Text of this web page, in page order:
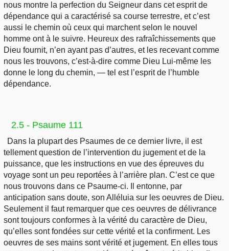
nous montre la perfection du Seigneur dans cet esprit de
dépendance qui a caractérisé sa course terrestre, et c’est
aussi le chemin où ceux qui marchent selon le nouvel
homme ont à le suivre. Heureux des rafraîchissements que
Dieu fournit, n’en ayant pas d’autres, et les recevant comme
nous les trouvons, c’est-à-dire comme Dieu Lui-même les
donne le long du chemin, — tel est l’esprit de l’humble
dépendance.
2.5 - Psaume 111
Dans la plupart des Psaumes de ce dernier livre, il est
tellement question de l’intervention du jugement et de la
puissance, que les instructions en vue des épreuves du
voyage sont un peu reportées à l’arrière plan. C’est ce que
nous trouvons dans ce Psaume-ci. Il entonne, par
anticipation sans doute, son Alléluia sur les oeuvres de Dieu.
Seulement il faut remarquer que ces oeuvres de délivrance
sont toujours conformes à la vérité du caractère de Dieu,
qu’elles sont fondées sur cette vérité et la confirment. Les
oeuvres de ses mains sont vérité et jugement. En elles tous